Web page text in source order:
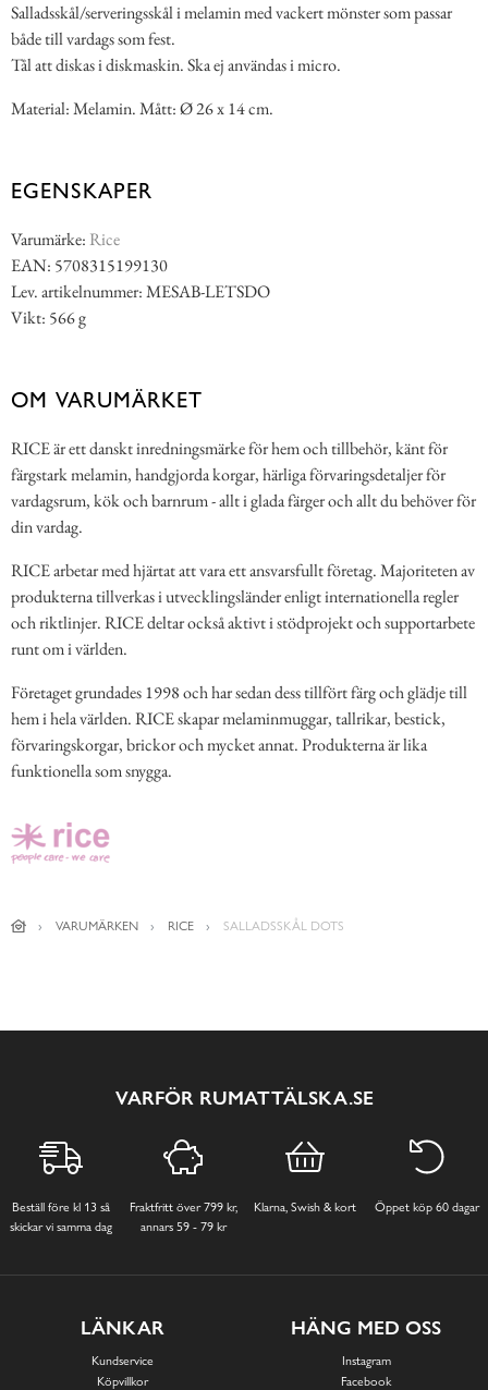
Salladsskål/serveringsskål i melamin med vackert mönster som passar
både till vardags som fest.
Tål att diskas i diskmaskin. Ska ej användas i micro.
Material: Melamin. Mått: Ø 26 x 14 cm.
EGENSKAPER
Varumärke: Rice
EAN: 5708315199130
Lev. artikelnummer: MESAB-LETSDO
Vikt: 566 g
OM VARUMÄRKET
RICE är ett danskt inredningsmärke för hem och tillbehör, känt för
färgstark melamin, handgjorda korgar, härliga förvaringsdetaljer för
vardagsrum, kök och barnrum - allt i glada färger och allt du behöver för
din vardag.
RICE arbetar med hjärtat att vara ett ansvarsfullt företag. Majoriteten av
produkterna tillverkas i utvecklingsländer enligt internationella regler
och riktlinjer. RICE deltar också aktivt i stödprojekt och supportarbete
runt om i världen.
Företaget grundades 1998 och har sedan dess tillfört färg och glädje till
hem i hela världen. RICE skapar melaminmuggar, tallrikar, bestick,
förvaringskorgar, brickor och mycket annat. Produkterna är lika
funktionella som snygga.
VARUMÄRKEN RICE SALLADSSKÅL DOTS
VARFÖR RUMATTÄLSKA.SE
Beställ före kl 13 så
skickar vi samma dag
Fraktfritt över 799 kr,
annars 59 - 79 kr
Klarna, Swish & kort Öppet köp 60 dagar
LÄNKAR
Kundservice
Köpvillkor
HÄNG MED OSS
Instagram
Facebook